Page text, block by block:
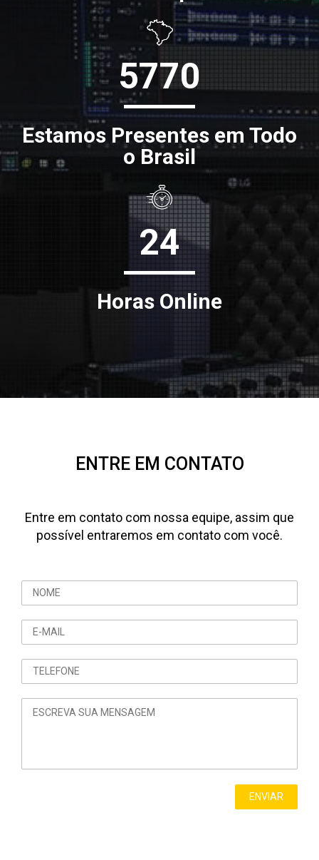
5770
Estamos Presentes em Todo
o Brasil
24
Horas Online
ENTRE EM CONTATO
Entre em contato com nossa equipe, assim que
possível entraremos em contato com você.